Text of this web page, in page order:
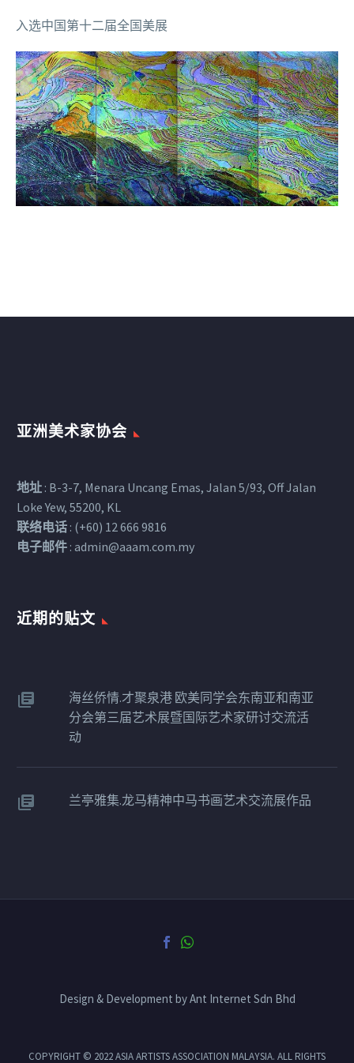
入选中国第十二届全国美展
亚洲美术家协会
地址 : B-3-7, Menara Uncang Emas, Jalan 5/93, Off Jalan
Loke Yew, 55200, KL
联络电话 : (+60) 12 666 9816
电子邮件 : admin@aaam.com.my
近期的贴文​
海丝侨情.才聚泉港 欧美同学会东南亚和南亚
分会第三届艺术展暨国际艺术家研讨交流活
动
兰亭雅集.龙马精神中马书画艺术交流展作品
Design & Development by Ant Internet Sdn Bhd
COPYRIGHT © 2022 ASIA ARTISTS ASSOCIATION MALAYSIA. ALL RIGHTS